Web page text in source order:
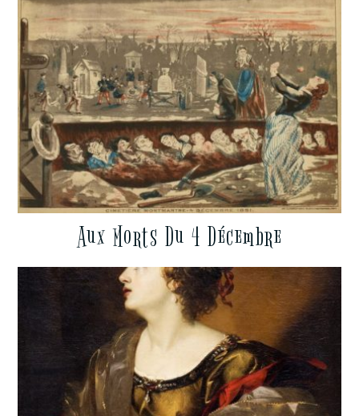
Aux Morts Du 4 Décembre